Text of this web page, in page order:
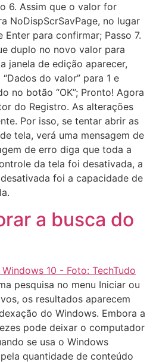
6. Assim que o valor for
NoDispScrSavPage, no lugar
para confirmar; Passo 7.
duplo no novo valor para
janela de edição aparecer,
do valor” para 1 e
no botão “OK”; Pronto! Agora
do Registro. As alterações
Por isso, se tentar abrir as
tela, verá uma mensagem de
de erro diga que toda a
da tela foi desativada, a
foi a capacidade de
a busca do
pesquisa no menu Iniciar ou
os resultados aparecem
do Windows. Embora a
pode deixar o computador
se usa o Windows
quantidade de conteúdo